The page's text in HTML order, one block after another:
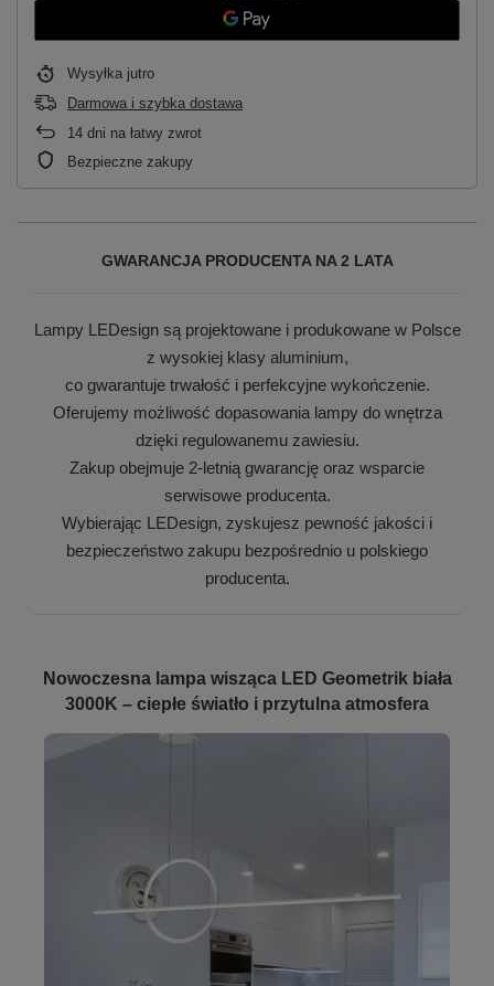
Wysyłka jutro
Darmowa i szybka dostawa
14 dni na łatwy zwrot
Bezpieczne zakupy
GWARANCJA PRODUCENTA NA 2 LATA
Lampy LEDesign są projektowane i produkowane w Polsce
z wysokiej klasy aluminium,
co gwarantuje trwałość i perfekcyjne wykończenie.
Oferujemy możliwość dopasowania lampy do wnętrza
dzięki regulowanemu zawiesiu.
Zakup obejmuje 2-letnią gwarancję oraz wsparcie
serwisowe producenta.
Wybierając LEDesign, zyskujesz pewność jakości i
bezpieczeństwo zakupu bezpośrednio u polskiego
producenta.
Nowoczesna lampa wisząca LED Geometrik biała
3000K – ciepłe światło i przytulna atmosfera